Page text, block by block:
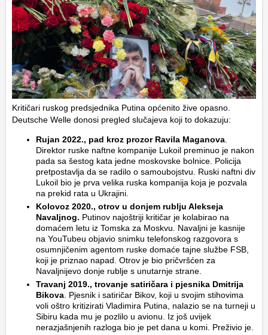
Kritičari ruskog predsjednika Putina općenito žive opasno.
Deutsche Welle donosi pregled slučajeva koji to dokazuju:
Rujan 2022., pad kroz prozor Ravila Maganova.
Direktor ruske naftne kompanije Lukoil preminuo je nakon
pada sa šestog kata jedne moskovske bolnice. Policija
pretpostavlja da se radilo o samoubojstvu. Ruski naftni div
Lukoil bio je prva velika ruska kompanija koja je pozvala
na prekid rata u Ukrajini.
Kolovoz 2020., otrov u donjem rublju Alekseja
Navaljnog. Putinov najoštriji kritičar je kolabirao na
domaćem letu iz Tomska za Moskvu. Navaljni je kasnije
na YouTubeu objavio snimku telefonskog razgovora s
osumnjičenim agentom ruske domaće tajne službe FSB,
koji je priznao napad. Otrov je bio pričvršćen za
Navaljnijevo donje rublje s unutarnje strane.
Travanj 2019., trovanje satiričara i pjesnika Dmitrija
Bikova. Pjesnik i satiričar Bikov, koji u svojim stihovima
voli oštro kritizirati Vladimira Putina, nalazio se na turneji u
Sibiru kada mu je pozlilo u avionu. Iz još uvijek
nerazjašnjenih razloga bio je pet dana u komi. Preživio je.